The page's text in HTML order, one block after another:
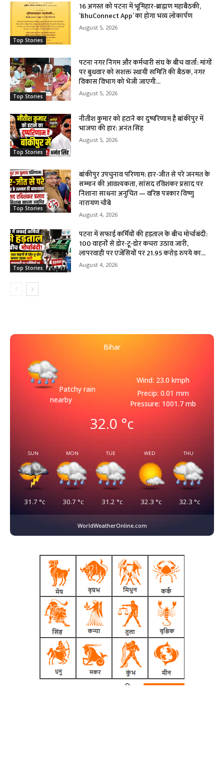
Top Stories
16 अगस्त को पटना में भूमिहार-ब्राह्मण महाबैठकी,
‘BhuConnect App’ का होगा भव्य लोकार्पण
August 5, 2026
Top Stories
पटना नगर निगम और कर्मचारी संघ के बीच वार्ता: मांगों
पर बुधवार को सशक्त स्थायी समिति की बैठक, नगर
विकास विभाग को भेजी जाएगी...
August 5, 2026
Top Stories
नीतीश कुमार को हटाने का दुष्परिणाम है बांकीपुर में
भाजपा की हार: अनंत सिंह
August 5, 2026
Top Stories
बांकीपुर उपचुनाव परिणाम: हार-जीत से परे जनमत के
सम्मान की आवश्यकता, सांसद रविशंकर प्रसाद पर
निशाना साधना अनुचित — वरिष्ठ पत्रकार विष्णु
नारायण चौबे
August 4, 2026
Top Stories
पटना में सफाई कर्मियों की हड़ताल के बीच मोर्चाबंदी:
100 वाहनों से डोर-टू-डोर कचरा उठाव जारी,
लापरवाही पर एजेंसियों पर 21.95 करोड़ रुपये का...
August 4, 2026
Bihar
Patchy rain
nearby
Wind: 23.0 kmph
Precip: 0.01 mm
Pressure: 1001.7 mb
32.0 °c
SUN
31.7 °c
MON
30.7 °c
TUE
31.2 °c
WED
32.3 °c
THU
32.3 °c
WorldWeatherOnline.com